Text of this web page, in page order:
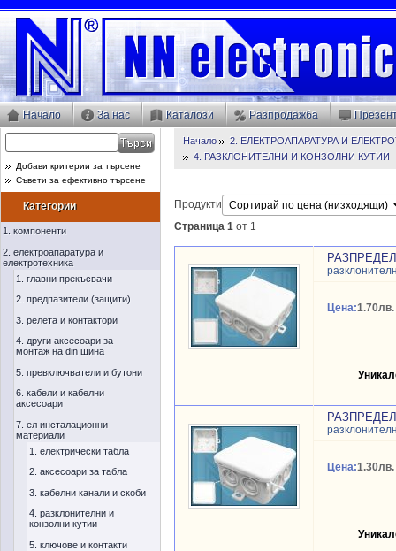
Начало За нас Каталози Разпродажба
Добави критерии за търсене
Съвети за ефективно търсене
Категории
1. компоненти
2. електроапаратура и
електротехника
1. главни прекъсвачи
2. предпазители (защити)
3. релета и контактори
4. други аксесоари за
монтаж на din шина
5. превключватели и бутони
6. кабели и кабелни
аксесоари
7. ел инсталационни
материали
1. електрически табла
2. аксесоари за табла
3. кабелни канали и скоби
4. разклонителни и
конзолни кутии
5. ключове и контакти
Начало
2. ЕЛЕКТРОАПАРАТУРА И
4. РАЗКЛОНИТЕЛНИ И КОНЗОЛНИ КУТИИ
Продукти
Страница 1 от 1
Цена:1.70лв.
Цена:1.30лв.